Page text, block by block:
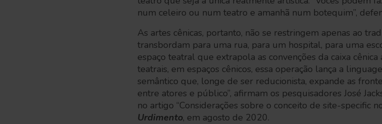
num celeiro ou num teatro e amanhã num botequim”,
As artes cênicas, portanto, não se restringem apenas ao
transbordam para uma rua, para um hospital, para uma
espaço teatral que extrapola as convenções da caixa
teatrais, em espaços cênicos, essa operação lança a
semântico que, longe de ser reducionista, expande as
entre atores e público”, afirmam os pesquisadores José
no artigo “Considerações sobre o conceito de site-specific
Urdimento, em agosto de 2020.